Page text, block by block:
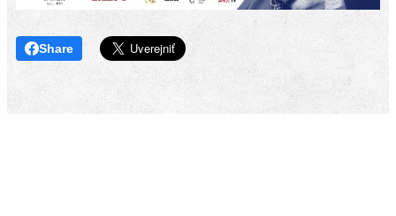
Share